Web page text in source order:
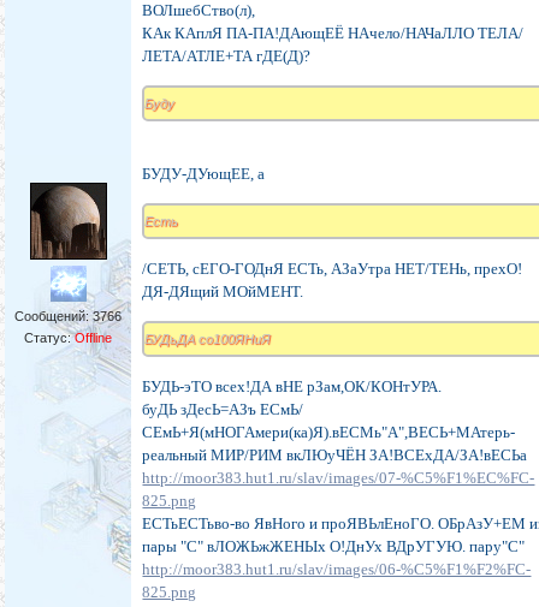
Сообщений:3766
Статус:Offline
ВОЛшебСтво(л),
КАк КАплЯ ПА-ПА!ДАющЕЁ НАчело/НАЧаЛЛО ТЕЛА/
ЛЕТА/АТЛЕ+ТА гДЕ(Д)?
Буду
БУДУ-ДУющЕЕ, а
Есть
/СЕТЬ, сЕГО-ГОДнЯ ЕСТь, АЗаУтра НЕТ/ТЕНь, прехО!
ДЯ-ДЯщий МОйМЕНТ.
БУДьДА со100ЯНиЯ
БУДЬ-эТО всех!ДА вНЕ рЗам,ОК/КОНтУРА.
буДЬ зДесЬ=АЗъ ЕСмЬ/
СЕмЬ+Я(мНОГАмери(ка)Я).вЕСМь"А",ВЕСЬ+МАтерь-
реальный МИР/РИМ вкЛЮуЧЁН ЗА!ВСЕхДА/ЗА!вЕСЬа
http://moor383.hut1.ru/slav/images/07-%C5%F1%EC%FC-
825.png
ЕСТьЕСТьво-во ЯвНого и проЯВЬлЕноГО. ОБрАзУ+ЕМ
пары "С" вЛОЖЬжЖЕНЫх О!ДнУх ВДрУГУЮ. пару"С"
http://moor383.hut1.ru/slav/images/06-%C5%F1%F2%FC-
825.png